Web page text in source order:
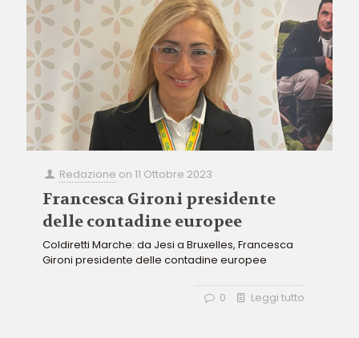
Redazione on11 Ottobre 2023
Francesca Gironi presidente
delle contadine europee
Coldiretti Marche: da Jesi a Bruxelles, Francesca
Gironi presidente delle contadine europee
0 Leggi tutto